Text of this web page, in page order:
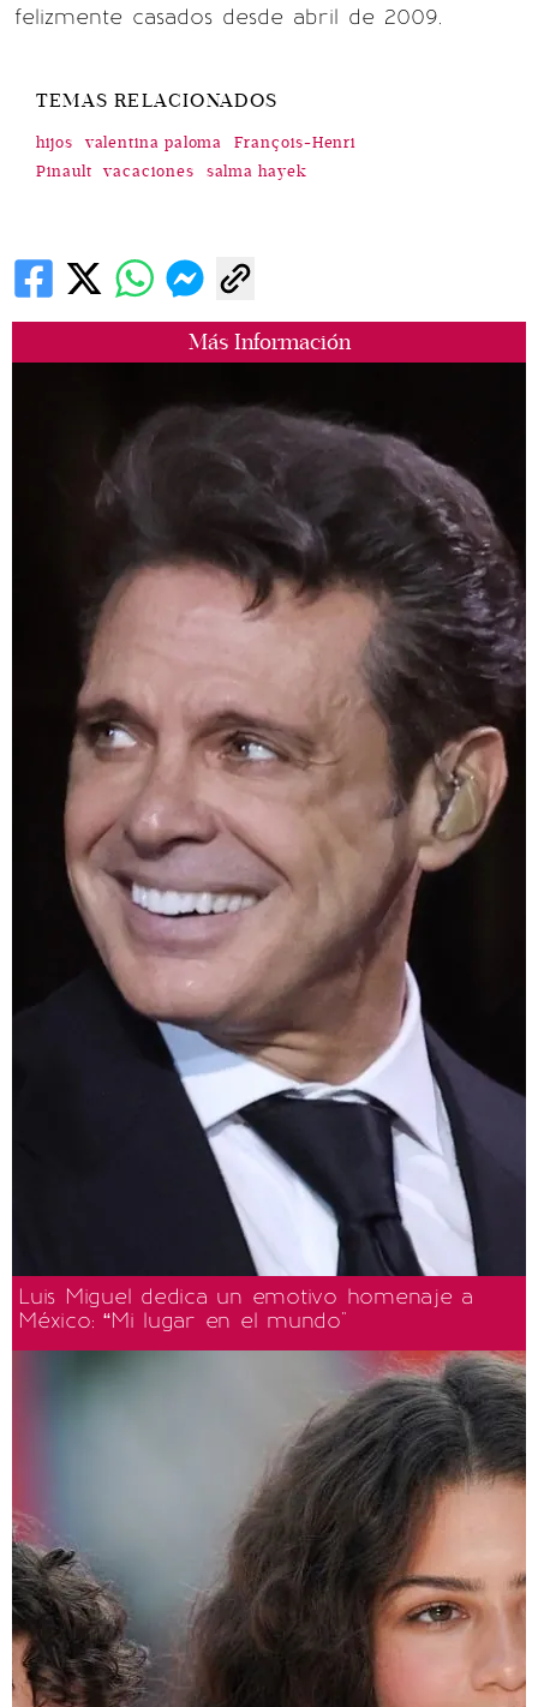
Más Información
Luis Miguel dedica un emotivo homenaje a
México: “Mi lugar en el mundo"
felizmente casados desde abril de 2009.
TEMAS RELACIONADOS
hijos valentina paloma
François-Henri
Pinault
vacaciones salma hayek